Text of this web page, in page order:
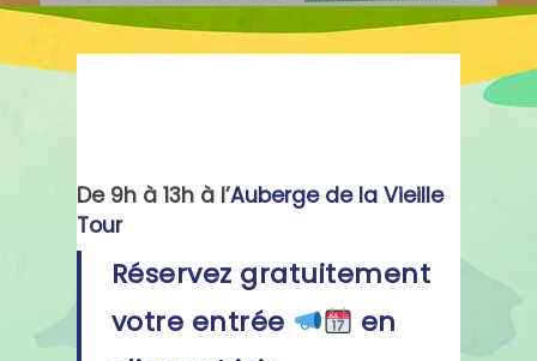
De 9h à 13h à l’Auberge de la Vieille
Tour
Réservez gratuitement
votre entrée
en